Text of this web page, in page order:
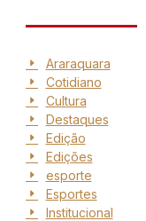
Araraquara
Cotidiano
Cultura
Destaques
Edição
Edições
esporte
Esportes
Institucional